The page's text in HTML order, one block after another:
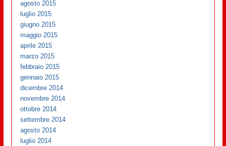
agosto 2015
luglio 2015
giugno 2015
maggio 2015
aprile 2015
marzo 2015
febbraio 2015
gennaio 2015
dicembre 2014
novembre 2014
ottobre 2014
settembre 2014
agosto 2014
luglio 2014